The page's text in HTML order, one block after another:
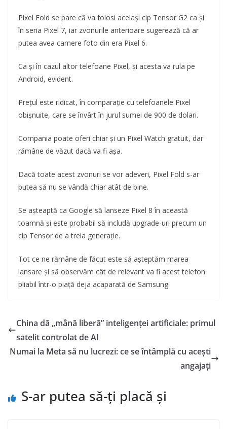
Pixel Fold se pare că va folosi același cip Tensor G2 ca și
în seria Pixel 7, iar zvonurile anterioare sugerează că ar
putea avea camere foto din era Pixel 6.
Ca și în cazul altor telefoane Pixel, și acesta va rula pe
Android, evident.
Prețul este ridicat, în comparație cu telefoanele Pixel
obișnuite, care se învârt în jurul sumei de 900 de dolari.
Compania poate oferi chiar și un Pixel Watch gratuit, dar
rămâne de văzut dacă va fi așa.
Dacă toate acest zvonuri se vor adeveri, Pixel Fold s-ar
putea să nu se vândă chiar atât de bine.
Se așteaptă ca Google să lanseze Pixel 8 în această
toamnă și este probabil să includă upgrade-uri precum un
cip Tensor de a treia generație.
Tot ce ne rămâne de făcut este să așteptăm marea
lansare și să observăm cât de relevant va fi acest telefon
pliabil într-o piață deja acaparată de Samsung.
China dă „mână liberă” inteligenței artificiale: primul
satelit controlat de AI
Numai la Meta să nu lucrezi: ce se întâmplă cu acești
angajați
S-ar putea să-ți placă și